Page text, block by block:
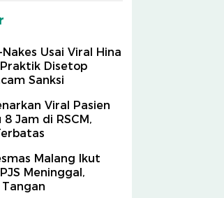
Usai Viral Hina
Praktik Disetop
Sanksi
Viral Pasien
8 Jam di RSCM,
Malang Ikut
Meninggal,